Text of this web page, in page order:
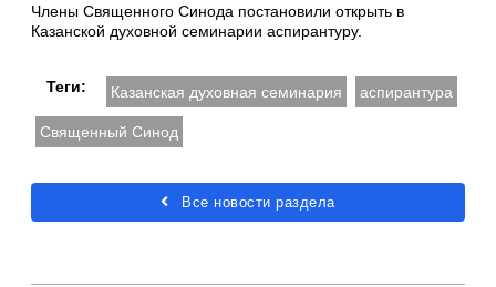
Члены Священного Синода постановили открыть в
Казанской духовной семинарии аспирантуру.
Теги: Казанская духовная семинария аспирантура
Священный Синод
Все новости раздела